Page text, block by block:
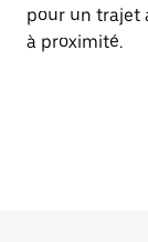
pour un trajet
à proximité.